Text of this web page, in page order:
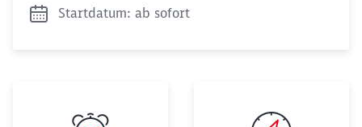
Startdatum: ab sofort